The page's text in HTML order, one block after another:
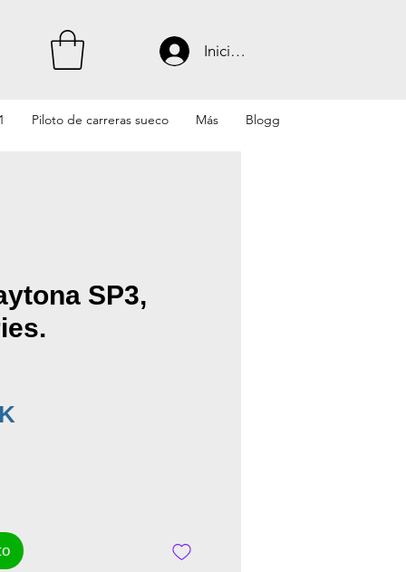
Iniciar sesión
Piloto de carreras sueco Más Blogg
SP3,